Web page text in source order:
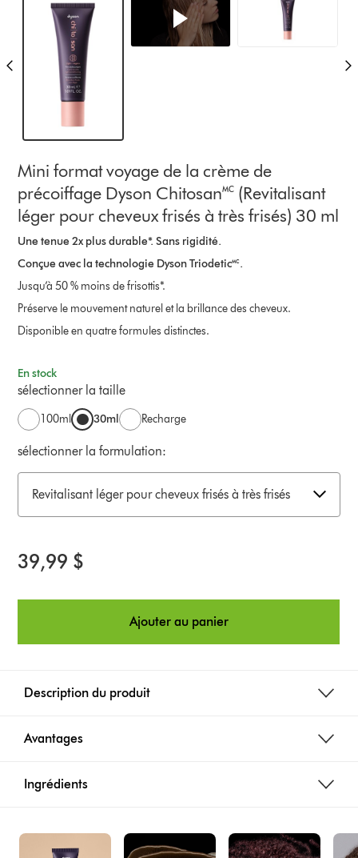
Mini format voyage de la crème de
précoiffage Dyson Chitosan🅪 (Revitalisant
léger pour cheveux frisés à très frisés) 30 ml
Une tenue 2x plus durable*. Sans rigidité.
Conçue avec la technologie Dyson Triodetic🅪.
Jusqu’à 50 % moins de frisottis*.
Préserve le mouvement naturel et la brillance des cheveux.
Disponible en quatre formules distinctes.
En stock
sélectionner la taille
100ml 30ml Recharge
sélectionner la formulation:
Revitalisant léger pour cheveux frisés à très frisés
39,99 $
Ajouter au panier
Description du produit
Avantages
Ingrédients